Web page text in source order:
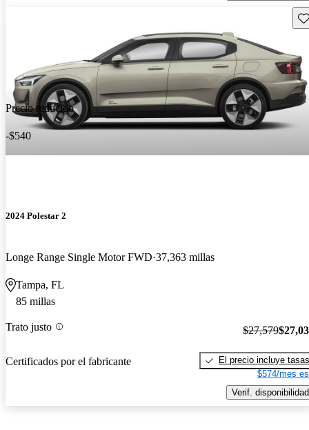
Precio reducido
-$540
2024 Polestar 2
Longe Range Single Motor FWD 37,363 millas
Tampa, FL
85 millas
Trato justo
Certificados por el fabricante
$27,579
El precio incluye tasas
$574/mes
Verif. disponibilidad